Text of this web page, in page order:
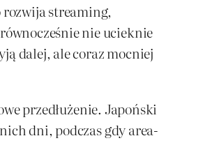
streaming,
nie ucieknie
dalej, ale coraz mocniej
przedłużenie. Japoński
dni, podczas gdy area-